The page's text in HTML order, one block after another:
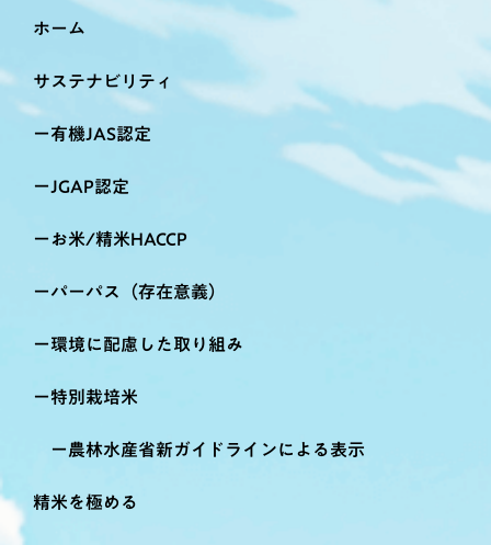
ホーム
サステナビリティ
有機JAS認定
JGAP認定
お米/精米HACCP
パーパス（存在意義）
環境に配慮した取り組み
特別栽培米
農林水産省新ガイドラインによる表示
精米を極める